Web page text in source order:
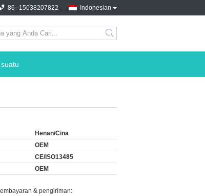
Indonesian
86--15038207822
Henan/Cina
OEM
CE/ISO13485
OEM
& pengiriman: